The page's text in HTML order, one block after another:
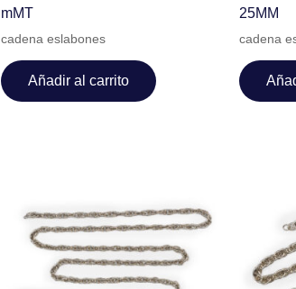
mMT
cadena eslabones
Añadir al carrito
25MM
cadena